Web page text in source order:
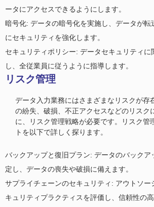
ータにアクセスできるようにします。
暗号化: データの暗号化を実施し、データが転
にセキュリティを強化します。
セキュリティポリシー: データセキュリティに
し、全従業員に従うように指導します。
リスク管理
データ入力業務にはさまざまなリスクが存
の紛失、破損、不正アクセスなどのリスク
に、リスク管理戦略が必要です。リスク管
トを以下で詳しく探ります。
バックアップと復旧プラン: データのバックア
定し、データの喪失や破損に備えます。
サプライチェーンのセキュリティ: アウトソー
キュリティプラクティスを評価し、信頼性の